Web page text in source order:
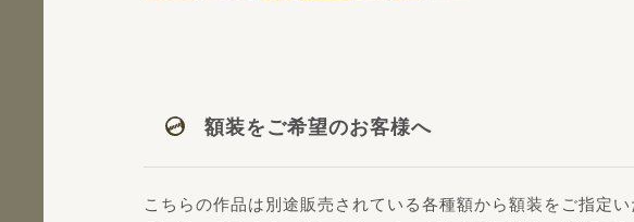
額装をご希望のお客様へ
こちらの作品は別途販売されている各種額から額装をご指定